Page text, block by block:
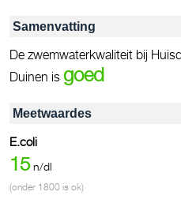
Samenvatting
De zwemwaterkwaliteit bij
Duinen is goed
Meetwaardes
E.coli
15 n/dl
(onder 1800 is ok)